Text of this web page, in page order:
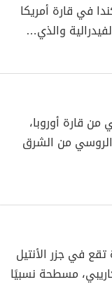
في قارة أمريكا
والذي…
من قارة أوروبا،
الروسي من الشرق
في جزر الأنتيل
مسطحة نسبيًا